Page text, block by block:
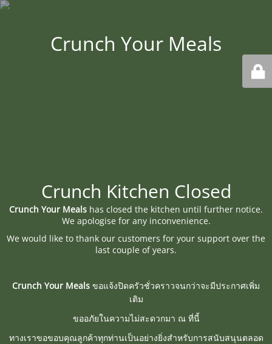
Crunch Your Meals
Crunch Kitchen Closed
Crunch Your Meals has closed the kitchen until further notice.
We apologise for any inconvenience.
We would like to thank our customers for your support over the
last couple of years.
Crunch Your Meals ขอแจ้งปิดครัวชั่วคราวจนกว่าจะมีประกาศเพิ่ม
เติม
ขออภัยในความไม่สะดวกมา ณ ที่นี้
ทางเราขอขอบคุณลูกค้าทุกท่านเป็นอย่างยิ่งสำหรับการสนับสนุนตลอด